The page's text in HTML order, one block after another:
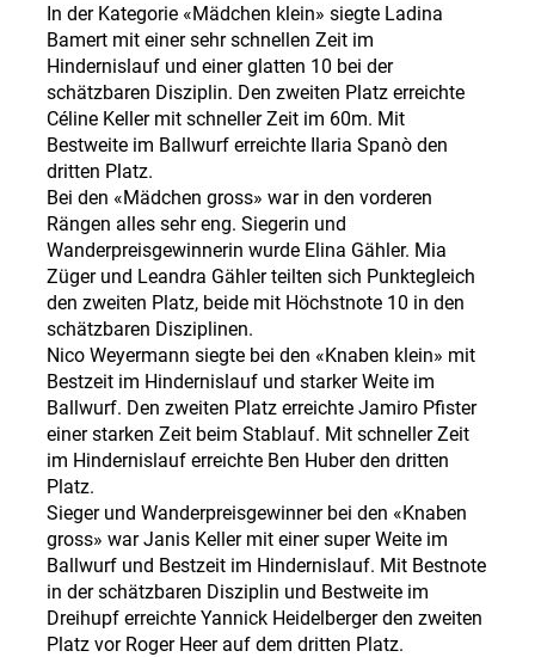
In der Kategorie «Mädchen klein» siegte Ladina
Bamert mit einer sehr schnellen Zeit im
Hindernislauf und einer glatten 10 bei der
schätzbaren Disziplin. Den zweiten Platz erreichte
Céline Keller mit schneller Zeit im 60m. Mit
Bestweite im Ballwurf erreichte Ilaria Spanò den
dritten Platz.
Bei den «Mädchen gross» war in den vorderen
Rängen alles sehr eng. Siegerin und
Wanderpreisgewinnerin wurde Elina Gähler. Mia
Züger und Leandra Gähler teilten sich Punktegleich
den zweiten Platz, beide mit Höchstnote 10 in den
schätzbaren Disziplinen.
Nico Weyermann siegte bei den «Knaben klein» mit
Bestzeit im Hindernislauf und starker Weite im
Ballwurf. Den zweiten Platz erreichte Jamiro Pfister
einer starken Zeit beim Stablauf. Mit schneller Zeit
im Hindernislauf erreichte Ben Huber den dritten
Platz.
Sieger und Wanderpreisgewinner bei den «Knaben
gross» war Janis Keller mit einer super Weite im
Ballwurf und Bestzeit im Hindernislauf. Mit Bestnote
in der schätzbaren Disziplin und Bestweite im
Dreihupf erreichte Yannick Heidelberger den zweiten
Platz vor Roger Heer auf dem dritten Platz.